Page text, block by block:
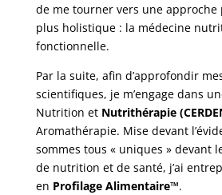
de me tourner vers une approche
plus holistique : la médecine
fonctionnelle.
Par la suite, afin d’approfondir
scientifiques, je m’engage dans
Nutrition et Nutrithérapie
Aromathérapie. Mise devant
sommes tous « uniques » devant
de nutrition et de santé, j’ai
en Profilage Alimentaire™.